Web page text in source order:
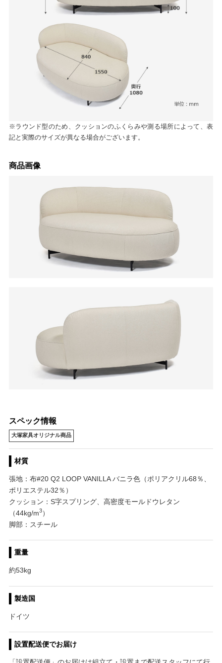
※ラウンド型のため、クッションのふくらみや測る場所によって、表
記と実際のサイズが異なる場合がございます。
商品画像
スペック情報
大塚家具オリジナル商品
材質
張地：布#20 Q2 LOOP VANILLA バニラ色（ポリアクリル68％、
ポリエステル32％）
クッション：S字スプリング、高密度モールドウレタン
（44kg/m3）
脚部：スチール
重量
約53kg
製造国
ドイツ
設置配送便でお届け